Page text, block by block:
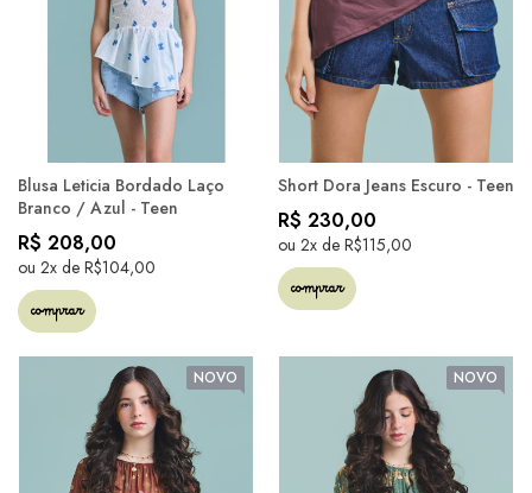
Blusa Leticia Bordado Laço
Branco / Azul - Teen
R$ 208,00
ou 2x de R$104,00
comprar
Short Dora Jeans Escuro - Teen
R$ 230,00
ou 2x de R$115,00
comprar
NOVO NOVO